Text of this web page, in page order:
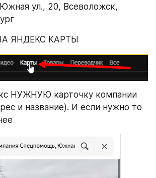
ул., 20, Всеволожск,
ЯНДЕКС КАРТЫ
НУЖНУЮ карточку компании
и название). И если нужно то